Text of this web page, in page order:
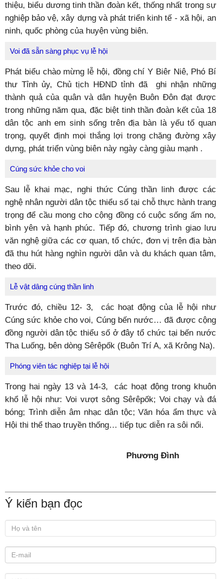
thiệu, biểu dương tinh thần đoàn kết, thống nhất trong sự
nghiệp bảo vệ, xây dựng và phát triển kinh tế - xã hội, an
ninh, quốc phòng của huyện vùng biên.
Voi đã sẵn sàng phục vụ lễ hội
Phát biểu chào mừng lễ hội, đồng chí Y Biêr Niê, Phó Bí
thư Tỉnh ủy, Chủ tịch HĐND tỉnh đã ghi nhận những
thành quả của quân và dân huyện Buôn Đôn đạt được
trong những năm qua, đặc biệt tinh thần đoàn kết của 18
dân tộc anh em sinh sống trên địa bàn là yếu tố quan
trọng, quyết định mọi thắng lợi trong chặng đường xây
dựng, phát triển vùng biên này ngày càng giàu mạnh .
Cúng sức khỏe cho voi
Sau lễ khai mạc, nghi thức Cúng thần linh được các
nghệ nhân người dân tộc thiểu số tại chỗ thực hành trang
trọng để cầu mong cho cộng đồng có cuộc sống ấm no,
bình yên và hạnh phúc. Tiếp đó, chương trình giao lưu
văn nghệ giữa các cơ quan, tổ chức, đơn vị trên địa bàn
đã thu hút hàng nghìn người dân và du khách quan tâm,
theo dõi.
Lễ vật dâng cúng thần linh
Trước đó, chiều 12- 3, các hoạt động của lễ hội như
Cúng sức khỏe cho voi, Cúng bến nước… đã được cộng
đồng người dân tộc thiểu số ở đây tổ chức tại bến nước
Tha Luống, bên dòng Sêrêpốk (Buôn Trí A, xã Krông Na).
Phóng viên tác nghiệp tại lễ hội
Trong hai ngày 13 và 14-3, các hoạt động trong khuôn
khổ lễ hội như: Voi vượt sông Sêrêpốk; Voi chạy và đá
bóng; Trình diễn âm nhạc dân tộc; Văn hóa ẩm thực và
Hội thi thể thao truyền thống… tiếp tục diễn ra sôi nổi.
Phương Đình
Ý kiến bạn đọc